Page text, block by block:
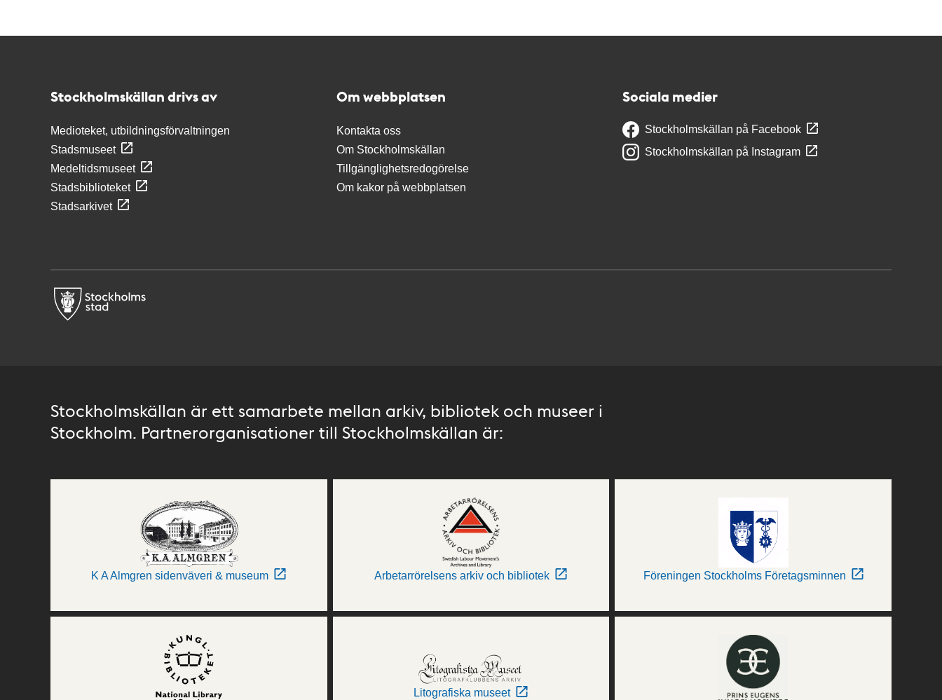
Stockholmskällan drivs av
Medioteket, utbildningsförvaltningen
Stadsmuseet
Medeltidsmuseet
Stadsbiblioteket
Stadsarkivet
Om webbplatsen
Kontakta oss
Om Stockholmskällan
Tillgänglighetsredogörelse
Om kakor på webbplatsen
Sociala medier
Stockholmskällan på Facebook
Stockholmskällan på Instagram
Stockholmskällan är ett samarbete mellan arkiv, bibliotek och museer i
Stockholm. Partnerorganisationer till Stockholmskällan är:
K A Almgren sidenväveri & museum Arbetarrörelsens arkiv och bibliotek Föreningen Stockholms Företagsminnen
Litografiska museet